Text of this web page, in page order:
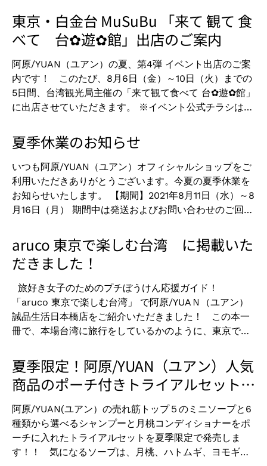
---------------------------------------------------
＜出店情報＞ ★阿原/YUAN（ユアン）ポップアップスト
ア★ 【会場】 大阪天王寺ミオ本館 西側エスカレータ
ー横スペース 【期間】 2021年9月1日（水）～ 7日
（水）7日間 【時間】 午前11時～午後８時 -----------
---------------------------------------------------
---
そして、大好評！夏季限定の阿原/YUAN（ユアン）ポ
ーチ付きトライアルセットも発売中です！
100店舗以上が参加の 『台日友好謝謝キャンペーン』 に
阿原/YUAN（ユアン）も参加させていただきます！
1.YUAN誠品生活日本橋店 阿原/YUAN（ユアン）では、
誠品生活日本橋店にて、3000円以上お買い上げで10%オ
フのクーポンをご用意しました。 台湾観光局ホームペー
ジ ⇒ 台日友好謝謝キャンペーン ⇒ キャンペーン対象店
舗 ⇒ 関東 ⇒ YUAN誠品生活日本橋 をクリック 店舗情
報の下に「Coupon」がついていますので、画面を携帯
してお店にご提示ください。 店舗用クーポンはこちら
ップ 『2021台湾加油！日本ガンバレ！一緒に謝謝キャン
ペーン』限定優待。3,000円以上お買い上げで10％off。
下記のURLからアクセスしていただくか、ご購入手続き
の際にクーポンコード【AFINIAFID2021J&T】の入力を
間中お一人様1回までのご利用が可能です。 ECサイト用
クーポンはこちら ★クーポン利用期間：2021年8月6日
（金）~2021年9月5日（日） また、期間中にキャンペ
ーン加盟店に行って、食事やお買いものをされた方で、
お食事や購入品の写真に、指定のハッシュタグをつけて
Instagramに投稿すると、抽選で素敵な台湾グッズが当
たるキャンペーンも実施されています。 ＜Instagram
ウンロード STEP2 台湾観光局の公式アカウント（＠
taiwan)をフォロー STEP3 特定ハッシュタグを４つ付
けて写真を投稿 ＃台日友好謝謝キャンペーン ＃
台湾観光局 ＃お店の名前 （#YUAN誠品生活日本
橋） ＃投稿写真のキーワード （料理やグッズの名
称） 阿原/YUAN(ユアン）日本代理店の公式Instagram
ページもございます。 ＠yuansoapjapan こちらでもキ
ャンペーンの情報や商品情報など随時発信していますの
東京・白金台 MuSuBu 「来て 観て 食
べて 台✿遊✿館」出店のご案内
阿原/YUAN（ユアン）の夏、第4弾 イベント出店のご案
内です！ このたび、8月6日（金）～10日（火）までの
5日間、台湾観光局主催の「来て観て食べて 台✿遊✿館」
に出店させていただきます。 ※イベント公式チラシはこ
は、台湾をイロイロ遊ぼうがテーマになっており、見て
食べて遊べる様々な企画が用意されています！ 今大人
気の台湾カステラをはじめとする本場の台湾グルメ、
漢方と漢方茶の講座、ミニランタン作りのワークショッ
プ、 台湾の観光パネルや映像の上映などもあり、台湾を
より近くに感じていただけます。 阿原/YUAN（ユア
けんをはじめ、多数のケア商品を揃えて出店いたします
ので、この機会にぜひ遊びに来て下さい！！ 「来て観
て食べて 台＊遊＊館」 特典として、5000円（税込）以
ムギソープ（50g）をプレゼントいたします。 ※先着順
となりますので、ぜひ早めにお越しください！ 夏をあ
ざやかに彩る台湾イベントで皆さまにお会いできますこ
とを楽しみにしています。 -------------------------
＞ ★ 来て観て食べて 台＊遊＊館 ★ 【会場】
MuSuBu 東京都港区白金台4-9-19
HAPPO-EN URBAN SQUARE 1・2F ※阿
原/YUANは2F物販コーナーにての販売です。 【期
間】 2021年8月６日（金）～ 10日（火）５日間 【時
間】 午前11時～午後6時 ---------------------------
--------------------------------------
夏季休業のお知らせ
いつも阿原/YUAN（ユアン）オフィシャルショップをご
利用いただきありがとうございます。今夏の夏季休業を
お知らせいたします。 【期間】2021年8月11日（水）～8
月16日（月） 期間中は発送およびお問い合わせのご回答
ご不便おかけいたしますが、何卒ご容赦お願いいたしま
す。 なお、ご注文自体は随時お受けしております。夏季
休業明けの8月16日（月）より順次、発送およびお問い
合わせのご回答をいたします。 よろしくお願いいたしま
す。
aruco 東京で楽しむ台湾 に掲載いた
だきました！
旅好き女子のためのプチぼうけん応援ガイド！
「aruco 東京で楽しむ台湾」 で阿原/YUAＮ（ユアン）
誠品生活日本橋店をご紹介いただきました！ この本一
冊で、本場台湾に旅行をしているかのように、東京で台
ろん、 話題の台湾カステラやジーパイ（台湾唐揚げ）、
鹹豆漿や豆花など東京や自宅で楽しめるグルメ情報が満
載！そのほか、かわいい台湾雑貨からエンタメ、パワー
スポット情報まで、台湾本国の旅行本だったかな？と感
じるくらいぎっしりと濃い東京の台湾情報が紹介されて
います。 阿原/YUAN（ユアン）は、素肌力をぐぐっと
上げる台湾発の優秀コスメ♡のコーナーでも取り上げて
いただき、大人気阿原の人気アイテムをチャート化。ぜ
夏季限定！阿原/YUAN（ユアン）人気
商品のポーチ付きトライアルセット発
売！！
阿原/YUAN(ユアン）の売れ筋トップ５のミニソープと6
種類から選べるシャンプーと月桃コンディショナーをポ
ーチに入れたトライアルセットを夏季限定で発売しま
す！！ 気になるソープは、月桃、ハトムギ、ヨモギ、